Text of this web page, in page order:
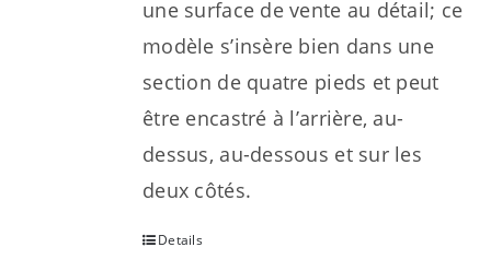
une surface de vente au détail; ce
modèle s’insère bien dans une
section de quatre pieds et peut
être encastré à l’arrière, au-
dessus, au-dessous et sur les
deux côtés.
Details